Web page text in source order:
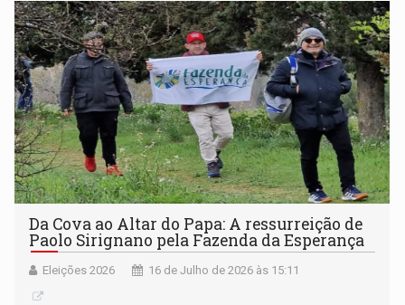
Da Cova ao Altar do Papa: A ressurreição de
Paolo Sirignano pela Fazenda da Esperança
Eleições 2026 16 de Julho de 2026 às 15:11